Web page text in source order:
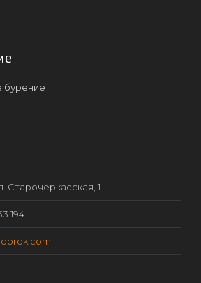
бурение
Старочеркасская, 1
194